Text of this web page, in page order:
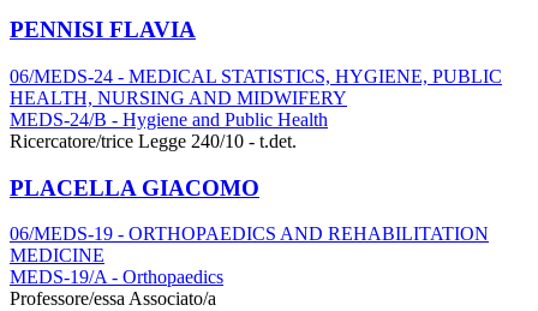
PENNISI FLAVIA
06/MEDS-24 - MEDICAL STATISTICS, HYGIENE, PUBLIC
HEALTH, NURSING AND MIDWIFERY
MEDS-24/B - Hygiene and Public Health
Ricercatore/trice Legge 240/10 - t.det.
PLACELLA GIACOMO
06/MEDS-19 - ORTHOPAEDICS AND REHABILITATION
MEDICINE
MEDS-19/A - Orthopaedics
Professore/essa Associato/a